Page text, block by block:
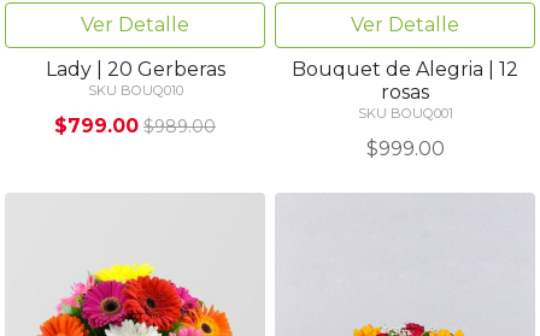
Ver Detalle
Lady | 20 Gerberas
SKU BOUQ010
$799.00 $989.00
Ver Detalle
Bouquet de Alegria | 12
rosas
SKU BOUQ001
$999.00